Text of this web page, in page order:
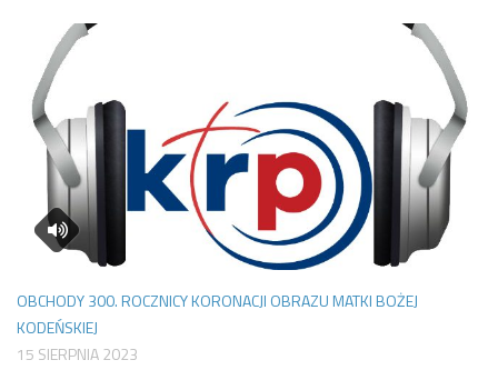
OBCHODY 300. ROCZNICY KORONACJI OBRAZU MATKI BOŻEJ
KODEŃSKIEJ
15 SIERPNIA 2023